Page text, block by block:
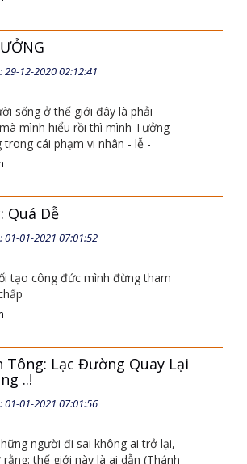
: 29-12-2020 02:12:41
sống ở thế giới đây là phải
Quá Dễ
01-01-2021 07:01:52
Tông: Lạc Đường Quay Lại